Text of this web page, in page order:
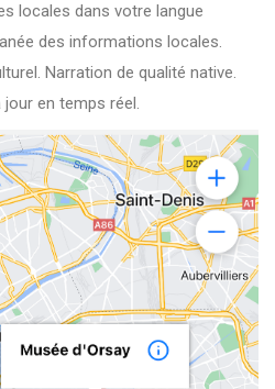
locales dans votre langue
des informations locales.
Narration de qualité native.
en temps réel.